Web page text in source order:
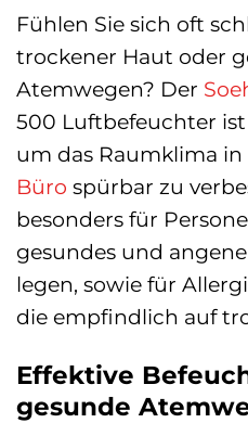
Fühlen Sie sich oft
trockener Haut oder
Atemwegen? Der
500 Luftbefeuchter
um das Raumklima
Büro spürbar zu
besonders für
gesundes und
legen, sowie für
die empfindlich auf
Effektive
gesunde